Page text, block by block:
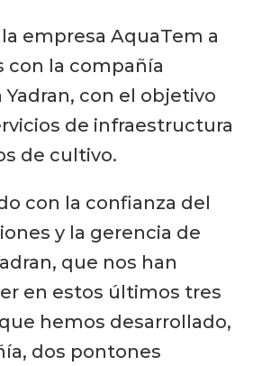
empresa AquaTem a
con la compañía
con el objetivo
de infraestructura
de cultivo.
con la confianza del
y la gerencia de
que nos han
en estos últimos tres
hemos desarrollado,
dos pontones